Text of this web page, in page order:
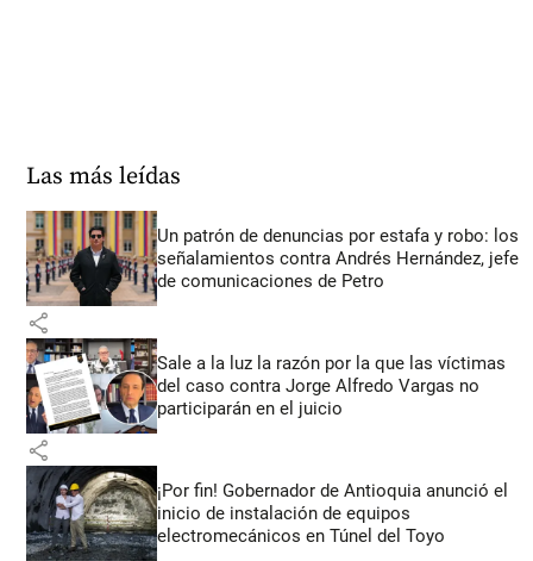
Las más leídas
Un patrón de denuncias por estafa y robo: los
señalamientos contra Andrés Hernández, jefe
de comunicaciones de Petro
share
Sale a la luz la razón por la que las víctimas
del caso contra Jorge Alfredo Vargas no
participarán en el juicio
share
¡Por fin! Gobernador de Antioquia anunció el
inicio de instalación de equipos
electromecánicos en Túnel del Toyo